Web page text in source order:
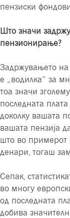
пензиски
Што значи
пензионирање?
Задржувањето
е „водилка“ за
тоа значи
последната
доколку вашата
вашата пензија
што во примерот
денари, тогаш
Сепак,
во многу
од последната
добива